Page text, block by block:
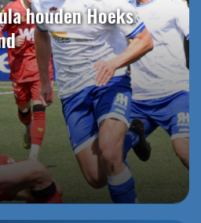
houden Hoeks